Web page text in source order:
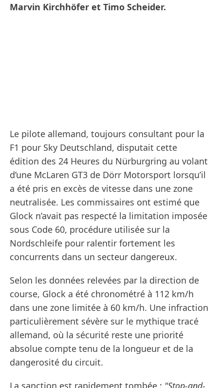
Marvin Kirchhöfer et Timo Scheider.
Le pilote allemand, toujours consultant pour la
F1 pour Sky Deutschland, disputait cette
édition des 24 Heures du Nürburgring au volant
d’une McLaren GT3 de Dörr Motorsport lorsqu’il
a été pris en excès de vitesse dans une zone
neutralisée. Les commissaires ont estimé que
Glock n’avait pas respecté la limitation imposée
sous Code 60, procédure utilisée sur la
Nordschleife pour ralentir fortement les
concurrents dans un secteur dangereux.
Selon les données relevées par la direction de
course, Glock a été chronométré à 112 km/h
dans une zone limitée à 60 km/h. Une infraction
particulièrement sévère sur le mythique tracé
allemand, où la sécurité reste une priorité
absolue compte tenu de la longueur et de la
dangerosité du circuit.